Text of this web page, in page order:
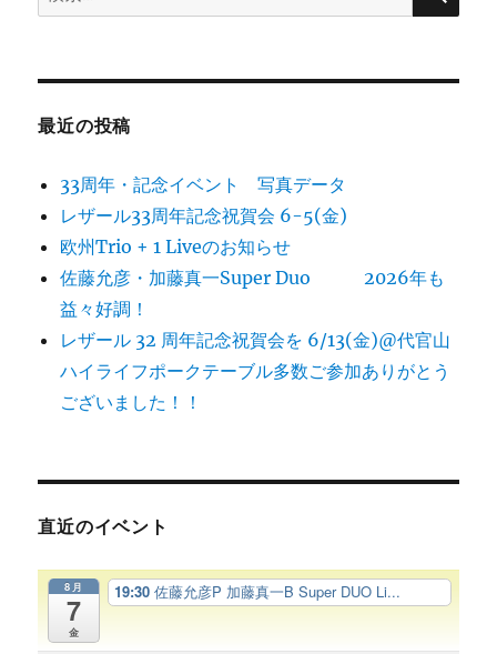
索:
最近の投稿
33周年・記念イベント 写真データ
レザール33周年記念祝賀会 6-5(金)
欧州Trio + 1 Liveのお知らせ
佐藤允彦・加藤真一Super Duo 2026年も
益々好調！
レザール 32 周年記念祝賀会を 6/13(金)@代官山
ハイライフポークテーブル多数ご参加ありがとう
ございました！！
直近のイベント
8月
7
金
19:30佐藤允彦P 加藤真一B Super DUO Li...